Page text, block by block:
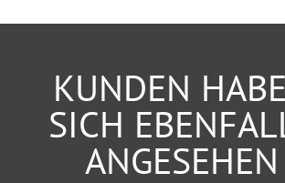
Teilnehmerkreis
Arbeitgeber, Führungskräfte,
Fachkräfte für Arbeitssicherheit,
Facility Management sowie Personen,
KUNDEN
SICH
ANGESEHEN